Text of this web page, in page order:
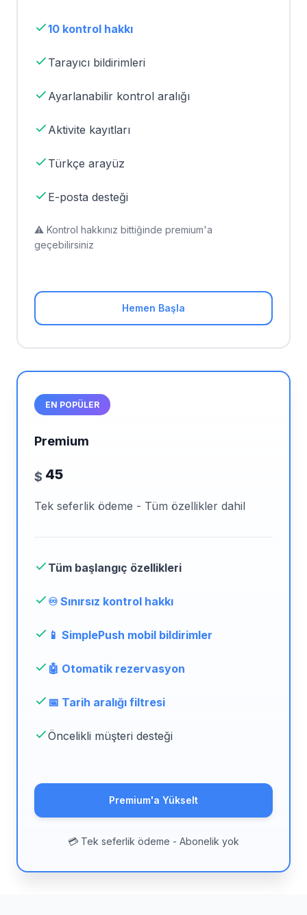
10 kontrol hakkı
Tarayıcı bildirimleri
Ayarlanabilir kontrol aralığı
Aktivite kayıtları
Türkçe arayüz
E-posta desteği
⚠️ Kontrol hakkınız bittiğinde premium'a
geçebilirsiniz
Hemen Başla
EN POPÜLER
Premium
$ 45
Tek seferlik ödeme - Tüm özellikler dahil
Tüm başlangıç özellikleri
♾️ Sınırsız kontrol hakkı
📱 SimplePush mobil bildirimler
🤖 Otomatik rezervasyon
📅 Tarih aralığı filtresi
Öncelikli müşteri desteği
Premium'a Yükselt
💳 Tek seferlik ödeme - Abonelik yok